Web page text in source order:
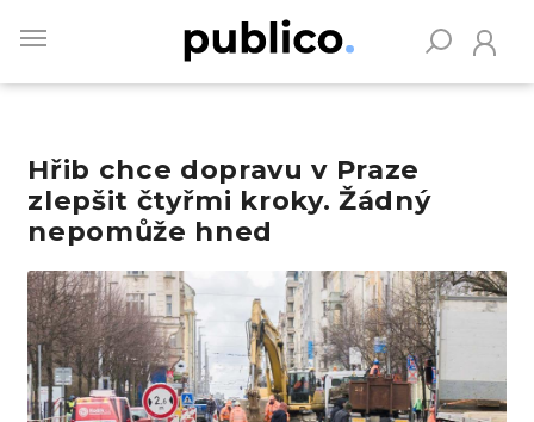
main
Hřib chce dopravu v Praze
zlepšit čtyřmi kroky. Žádný
nepomůže hned
Obrázek
Vyhledávejte na Publiku